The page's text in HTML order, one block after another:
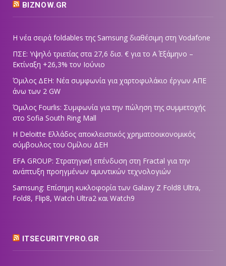
BIZNOW.GR
Η νέα σειρά foldables της Samsung διαθέσιμη στη Vodafone
ΠΣΕ: Υψηλό τριετίας στα 27,6 δισ. € για το Α΄ Εξάμηνο –
Εκτίναξη +26,3% τον Ιούνιο
Όμιλος ΔΕΗ: Νέα συμφωνία για χαρτοφυλάκιο έργων ΑΠΕ
άνω των 2 GW
Όμιλος Fourlis: Συμφωνία για την πώληση της συμμετοχής
στο Sofia South Ring Mall
Η Deloitte Ελλάδος αποκλειστικός χρηματοοικονομικός
σύμβουλος του Ομίλου ΔΕΗ
EFA GROUP: Στρατηγική επένδυση στη Fractal για την
ανάπτυξη προηγμένων αμυντικών τεχνολογιών
Samsung: Επίσημη κυκλοφορία των Galaxy Z Fold8 Ultra,
Fold8, Flip8, Watch Ultra2 και Watch9
ITSECURITYPRO.GR